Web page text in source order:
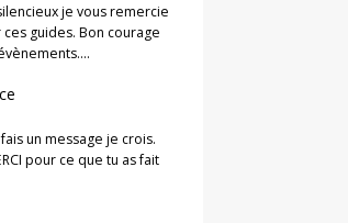
je vous remercie
guides. Bon courage
un message je crois.
pour ce que tu as fait